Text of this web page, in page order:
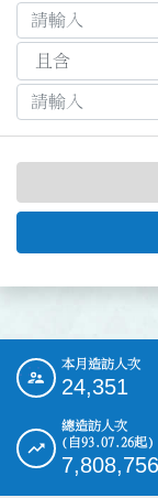
::: 本月造訪人次
24,351
總造訪人次
(自93.07.26起)
7,808,756